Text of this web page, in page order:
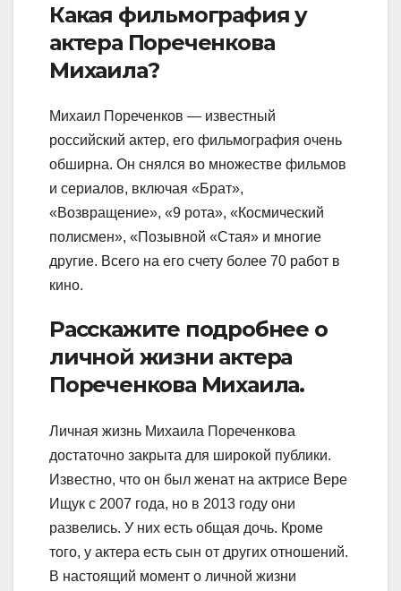
Какая фильмография у
актера Пореченкова
Михаила?
Михаил Пореченков — известный
российский актер, его фильмография очень
обширна. Он снялся во множестве фильмов
и сериалов, включая «Брат»,
«Возвращение», «9 рота», «Космический
полисмен», «Позывной «Стая» и многие
другие. Всего на его счету более 70 работ в
кино.
Расскажите подробнее о
личной жизни актера
Пореченкова Михаила.
Личная жизнь Михаила Пореченкова
достаточно закрыта для широкой публики.
Известно, что он был женат на актрисе Вере
Ищук с 2007 года, но в 2013 году они
развелись. У них есть общая дочь. Кроме
того, у актера есть сын от других отношений.
В настоящий момент о личной жизни